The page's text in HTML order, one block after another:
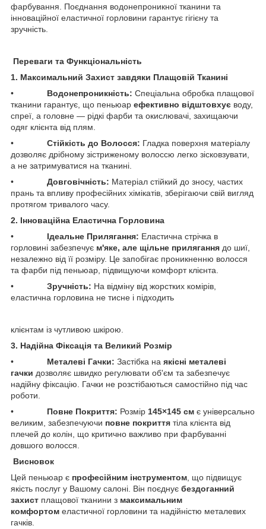
фарбування. Поєднання водонепроникної тканини та
інноваційної еластичної горловини гарантує гігієну та
зручність.
Переваги та Функціональність
1. Максимальний Захист завдяки Плащовій Тканині
• ​ Водонепроникність: Спеціальна обробка плащової
тканини гарантує, що пеньюар ефективно відштовхує воду,
спреї, а головне — рідкі фарби та окислювачі, захищаючи
одяг клієнта від плям.
• ​ Стійкість до Волосся: Гладка поверхня матеріалу
дозволяє дрібному зістриженому волоссю легко зісковзувати,
а не затримуватися на тканині.
• ​ Довговічність: Матеріал стійкий до зносу, частих
прань та впливу професійних хімікатів, зберігаючи свій вигляд
протягом тривалого часу.
2. Інноваційна Еластична Горловина
• ​ Ідеальне Прилягання: Еластична стрічка в
горловині забезпечує м'яке, але щільне прилягання до шиї,
незалежно від її розміру. Це запобігає проникненню волосся
та фарби під пеньюар, підвищуючи комфорт клієнта.
• ​ Зручність: На відміну від жорстких комірів,
еластична горловина не тисне і підходить
клієнтам із чутливою шкірою.
3. Надійна Фіксація та Великий Розмір
• ​ Металеві Гачки: Застібка на якісні металеві
гачки дозволяє швидко регулювати об'єм та забезпечує
надійну фіксацію. Гачки не розстібаються самостійно під час
роботи.
• ​ Повне Покриття: Розмір 145×145 см є універсально
великим, забезпечуючи повне покриття тіла клієнта від
плечей до колін, що критично важливо при фарбуванні
довшого волосся.
Висновок
​Цей пеньюар є професійним інструментом , що підвищує
якість послуг у Вашому салоні. Він поєднує бездоганний
захист плащової тканини з максимальним
комфортом еластичної горловини та надійністю металевих
гачків.